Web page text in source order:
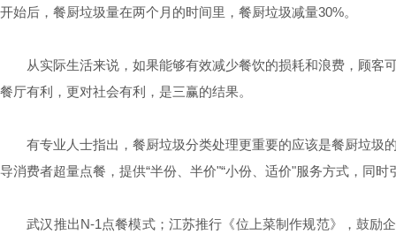
开始后，餐厨垃圾量在两个月的时间里，餐厨垃圾减量30%。
从实际生活来说，如果能够有效减少餐饮的损耗和浪费，顾
餐厅有利，更对社会有利，是三赢的结果。
有专业人士指出，餐厨垃圾分类处理更重要的应该是餐厨垃圾
导消费者超量点餐，提供“半份、半价"“小份、适价"服务方式，同
武汉推出N-1点餐模式；江苏推行《位上菜制作规范》，鼓励